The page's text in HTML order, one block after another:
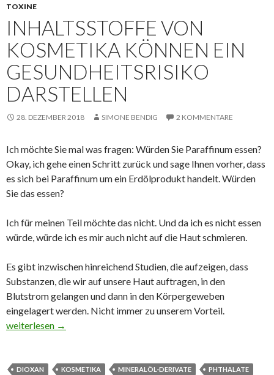
TOXINE
INHALTSSTOFFE VON
KOSMETIKA KÖNNEN EIN
GESUNDHEITSRISIKO
DARSTELLEN
28. DEZEMBER 2018 SIMONE BENDIG 2 KOMMENTARE
Ich möchte Sie mal was fragen: Würden Sie Paraffinum essen?
Okay, ich gehe einen Schritt zurück und sage Ihnen vorher, dass
es sich bei Paraffinum um ein Erdölprodukt handelt. Würden
Sie das essen?
Ich für meinen Teil möchte das nicht. Und da ich es nicht essen
würde, würde ich es mir auch nicht auf die Haut schmieren.
Es gibt inzwischen hinreichend Studien, die aufzeigen, dass
Substanzen, die wir auf unsere Haut auftragen, in den
Blutstrom gelangen und dann in den Körpergeweben
eingelagert werden. Nicht immer zu unserem Vorteil.
Inhaltsstoffe von Kosmetika können ein Gesundheitsrisiko
weiterlesen →
DIOXAN KOSMETIKA MINERALÖL-DERIVATE
PHTHALATE